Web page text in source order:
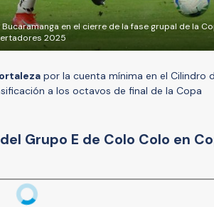
en el cierre de la fase grupal de la
2025
por la cuenta mínima en el Cilindro
a los octavos de final de la Copa
Grupo E de Colo Colo en